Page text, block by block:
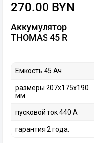
270.00 BYN
Аккумулятор
THOMAS 45 R
Емкость 45 Ач
размеры 207х175х190
мм
пусковой ток 440 А
гарантия 2 года.